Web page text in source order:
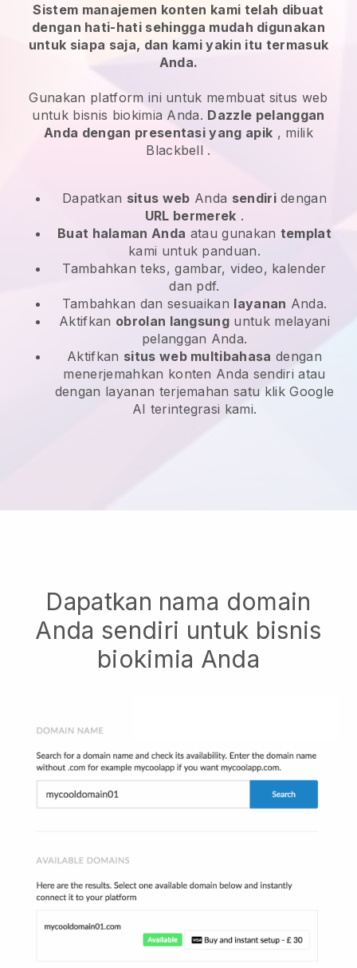
Sistem manajemen konten kami telah dibuat
dengan hati-hati sehingga mudah digunakan
untuk siapa saja, dan kami yakin itu termasuk
Anda.
Gunakan platform ini untuk membuat situs web
untuk bisnis biokimia Anda. Dazzle pelanggan
Anda dengan presentasi yang apik , milik
Blackbell .
Dapatkan situs web Anda sendiridengan
URL bermerek .
Buat halaman Anda atau gunakan templat
kami untuk panduan.
Tambahkan teks, gambar, video, kalender
dan pdf.
Tambahkan dan sesuaikan layanan Anda.
Aktifkan obrolan langsung untuk melayani
pelanggan Anda.
Aktifkan situs web multibahasa dengan
menerjemahkan konten Anda sendiri atau
dengan layanan terjemahan satu klik Google
AI terintegrasi kami.
Dapatkan nama domain
Anda sendiri untuk bisnis
biokimia Anda